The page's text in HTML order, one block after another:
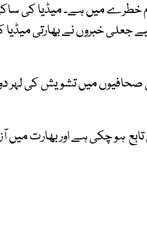
خطرے میں ہے۔ میڈیا کی
جعلی خبروں نے بھارتی میڈیا
صحافیوں میں تشویش کی لہر
ہو چکی ہے اور بھارت میں